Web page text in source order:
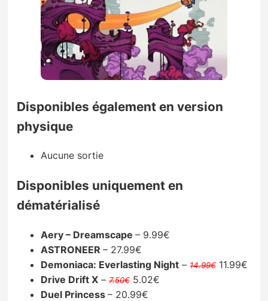
Disponibles également en version
physique
Aucune sortie
Disponibles uniquement en
dématérialisé
Aery – Dreamscape– 9.99€
ASTRONEER– 27.99€
Demoniaca: Everlasting Night –14.99€11.99€
Drive Drift X –7.50€5.02€
Duel Princess– 20.99€